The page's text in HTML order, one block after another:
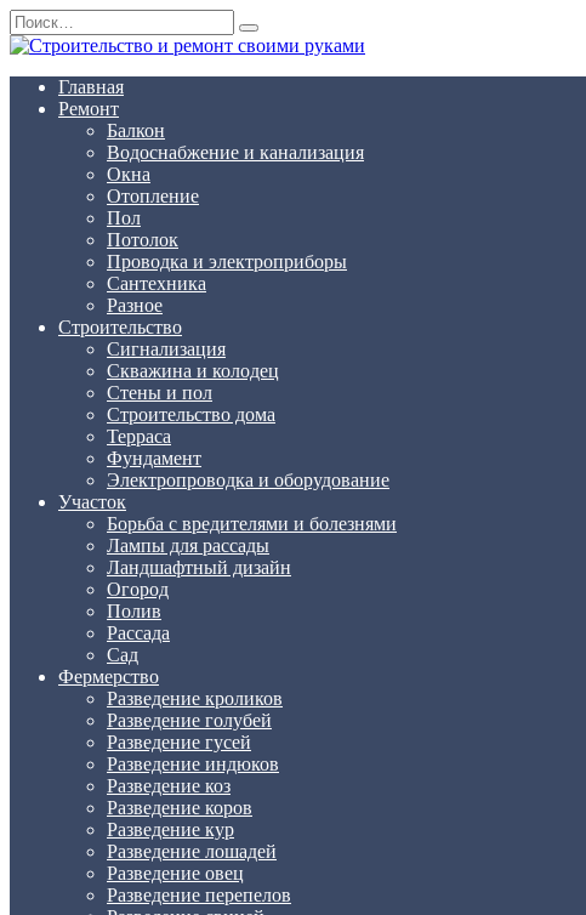
Перейти
к
содержанию
Search
for:
Главная
Ремонт
Балкон
Водоснабжение и канализация
Окна
Отопление
Пол
Потолок
Проводка и электроприборы
Сантехника
Разное
Строительство
Сигнализация
Скважина и колодец
Стены и пол
Строительство дома
Терраса
Фундамент
Электропроводка и оборудование
Участок
Борьба с вредителями и болезнями
Лампы для рассады
Ландшафтный дизайн
Огород
Полив
Рассада
Сад
Фермерство
Разведение кроликов
Разведение голубей
Разведение гусей
Разведение индюков
Разведение коз
Разведение коров
Разведение кур
Разведение лошадей
Разведение овец
Разведение перепелов